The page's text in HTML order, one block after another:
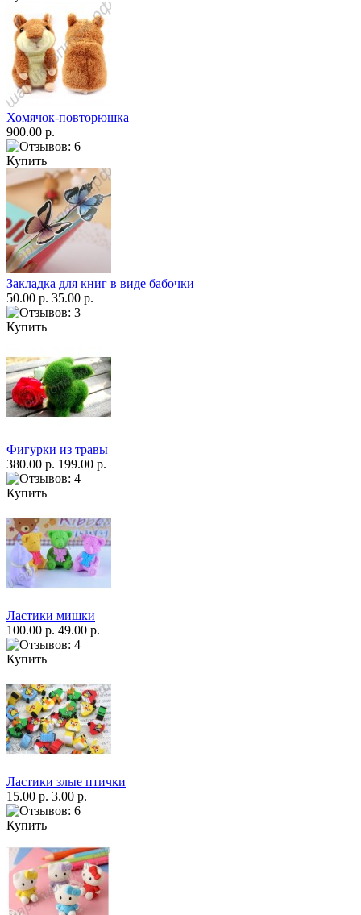
Хомячок-повторюшка
900.00 р.
Купить
Закладка для книг в виде бабочки
50.00 р. 35.00 р.
Купить
Фигурки из травы
380.00 р. 199.00 р.
Купить
Ластики мишки
100.00 р. 49.00 р.
Купить
Ластики злые птички
15.00 р. 3.00 р.
Купить